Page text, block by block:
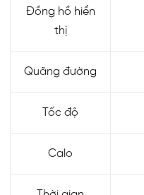
Đồng hồ hiển
thị
Quãng đường
Tốc độ
Calo